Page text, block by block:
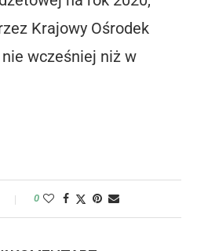
Krajowy Ośrodek
wcześniej niż w
0